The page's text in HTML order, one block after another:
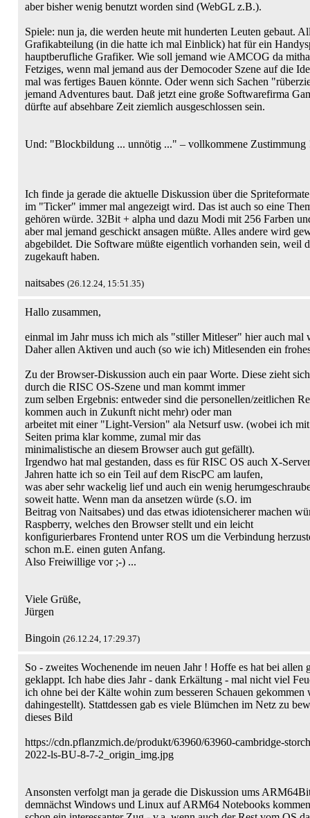
aber bisher wenig benutzt worden sind (WebGL z.B.).
Spiele: nun ja, die werden heute mit hunderten Leuten gebaut.
Grafikabteilung (in die hatte ich mal Einblick) hat für ein
hauptberufliche Grafiker. Wie soll jemand wie AMCOG da
Fetziges, wenn mal jemand aus der Democoder Szene auf die
mal was fertiges Bauen könnte. Oder wenn sich Sachen
jemand Adventures baut. Daß jetzt eine große Softwarefirma
dürfte auf absehbare Zeit ziemlich ausgeschlossen sein.
Und: "Blockbildung ... unnötig ..." – vollkommene Zustimmung
Ich finde ja gerade die aktuelle Diskussion über die
im "Ticker" immer mal angezeigt wird. Das ist auch so eine
gehören würde. 32Bit + alpha und dazu Modi mit 256 Farben
aber mal jemand geschickt ansagen müßte. Alles andere wird
abgebildet. Die Software müßte eigentlich vorhanden sein, weil
zugekauft haben.
naitsabes (26.12.24, 15:51.35)
Hallo zusammen,
einmal im Jahr muss ich mich als "stiller Mitleser" hier auch mal
Daher allen Aktiven und auch (so wie ich) Mitlesenden ein
Zu der Browser-Diskussion auch ein paar Worte. Diese zieht
durch die RISC OS-Szene und man kommt immer
zum selben Ergebnis: entweder sind die personellen/zeitlichen
kommen auch in Zukunft nicht mehr) oder man
arbeitet mit einer "Light-Version" ala Netsurf usw. (wobei ich
Seiten prima klar komme, zumal mir das
minimalistische an diesem Browser auch gut gefällt).
Irgendwo hat mal gestanden, dass es für RISC OS auch X-
Jahren hatte ich so ein Teil auf dem RiscPC am laufen,
was aber sehr wackelig lief und auch ein wenig
soweit hatte. Wenn man da ansetzen würde (s.O. im
Beitrag von Naitsabes) und das etwas idiotensicherer machen
Raspberry, welches den Browser stellt und ein leicht
konfigurierbares Frontend unter ROS um die Verbindung
schon m.E. einen guten Anfang.
Also Freiwillige vor ;-) ...
Viele Grüße,
Jürgen
Bingoin (26.12.24, 17:29.37)
So - zweites Wochenende im neuen Jahr ! Hoffe es hat bei
geklappt. Ich habe dies Jahr - dank Erkältung - mal nicht viel
ich ohne bei der Kälte wohin zum besseren Schauen gekommen
dahingestellt). Stattdessen gab es viele Blümchen im Netz zu
dieses Bild
https://cdn.pflanzmich.de/produkt/63960/63960-cambridge-
2022-ls-BU-8-7-2_origin_img.jpg
Ansonsten verfolgt man ja gerade die Diskussion ums
demnächst Windows und Linux auf ARM64 Notebooks